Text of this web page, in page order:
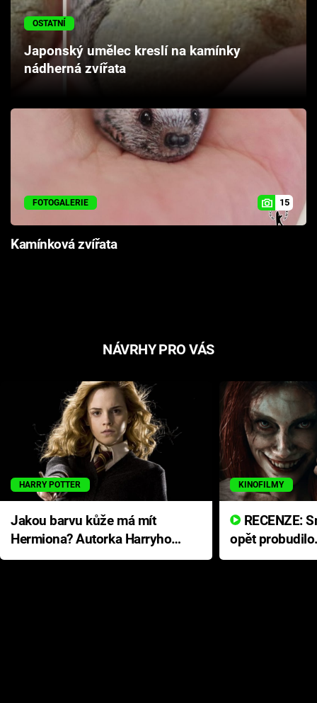
Cool Esport
Pořady
Sledujte prima+
Přihlášení
OSTATNÍ
Japonský umělec kreslí na kamínky
nádherná zvířata
FOTOGALERIE 15
Kamínková zvířata
NÁVRHY PRO VÁS
HARRY POTTER
Jakou barvu kůže má mít
Hermiona? Autorka Harryho
Pottera přišla s ráznou
KINOFILMY
opět
přichází s